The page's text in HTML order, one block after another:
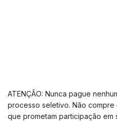
ATENÇÃO: Nunca pague
processo seletivo. Não
que prometam participação